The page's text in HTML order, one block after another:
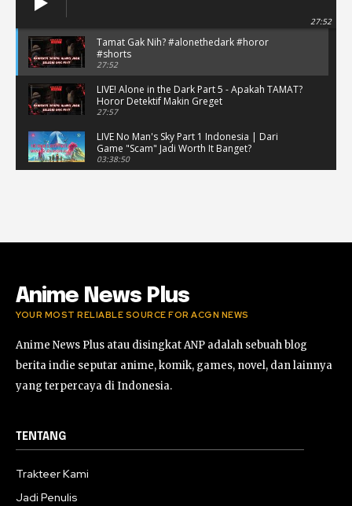
27:52
Tamat Gak Nih? #alonethedark #horor
#shorts
27:52
LIVE! Alone in the Dark Part 5 - Apakah TAMAT?
Horor Detektif Makin Greget
27:57
LIVE No Man's Sky Part 1 Indonesia | Dari
Game "Scam" Jadi Worth It Banget?
03:38:50
#gaming #horor
Anime News Plus
YOUR MOST RELIABLE SOURCE FOR ACGN NEWS
Anime News Plus atau disingkat ANP adalah sebuah blog
berita indie seputar anime, komik, games, novel, dan lainnya
yang terpercaya di Indonesia.
TENTANG
Trakteer Kami
Jadi Penulis